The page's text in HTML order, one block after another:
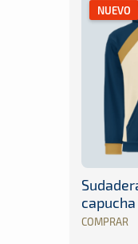
NUEVO
capucha
COMPRAR